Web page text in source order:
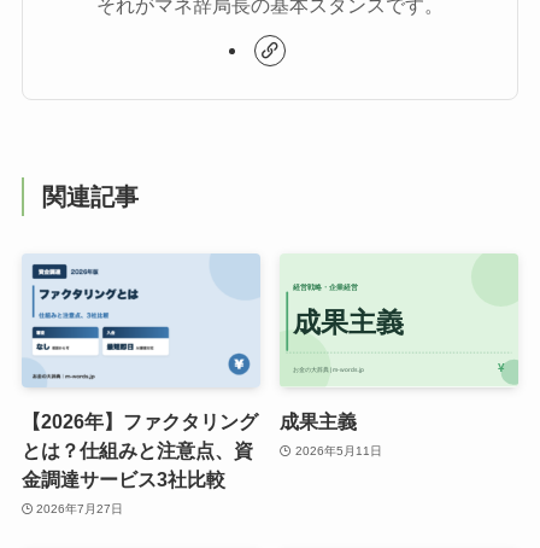
それがマネ辞局長の基本スタンスです。
関連記事
【2026年】ファクタリング
とは？仕組みと注意点、資
金調達サービス3社比較
2026年7月27日
成果主義
2026年5月11日